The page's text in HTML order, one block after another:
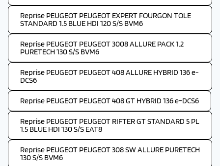
Reprise PEUGEOT PEUGEOT EXPERT FOURGON TOLE
STANDARD 1.5 BLUE HDI 120 S/S BVM6
Reprise PEUGEOT PEUGEOT 3008 ALLURE PACK 1.2
PURETECH 130 S/S BVM6
Reprise PEUGEOT PEUGEOT 408 ALLURE HYBRID 136 e-
DCS6
Reprise PEUGEOT PEUGEOT 408 GT HYBRID 136 e-DCS6
Reprise PEUGEOT PEUGEOT RIFTER GT STANDARD 5 PL
1.5 BLUE HDI 130 S/S EAT8
Reprise PEUGEOT PEUGEOT 308 SW ALLURE PURETECH
130 S/S BVM6